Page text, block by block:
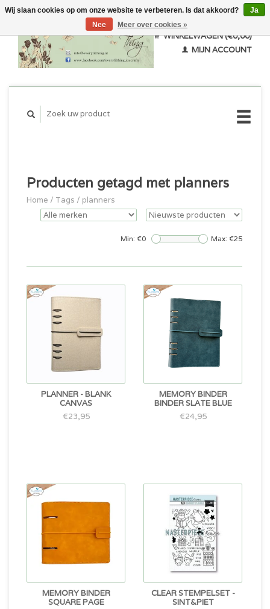
WINKELWAGEN (€0,00)
MIJN ACCOUNT
Producten getagd met planners
Home / Tags / planners
Min: €0 Max: €25
PLANNER - BLANK
CANVAS
€23,95
MEMORY BINDER
BINDER SLATE BLUE
€24,95
MEMORY BINDER
SQUARE PAGE
CLEAR STEMPELSET -
SINT&PIET
Wij slaan cookies op om onze website te verbeteren. Is dat akkoord?
Ja
Nee
Meer over cookies »